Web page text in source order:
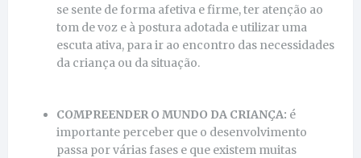
se sente de forma afetiva e firme, ter atenção ao
tom de voz e à postura adotada e utilizar uma
escuta ativa, para ir ao encontro das necessidades
da criança ou da situação.
COMPREENDER O MUNDO DA CRIANÇA: é
importante perceber que o desenvolvimento
passa por várias fases e que existem muitas